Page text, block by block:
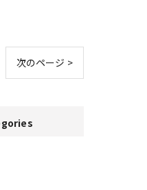
次のページ >